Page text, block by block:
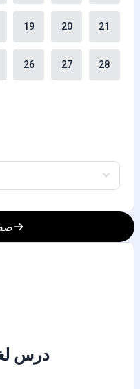
19 20 21
26 27 28
درس